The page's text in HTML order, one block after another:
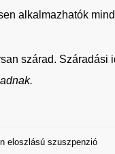
alkalmazhatók
szárad. Száradási
eloszlású szuszpenzió